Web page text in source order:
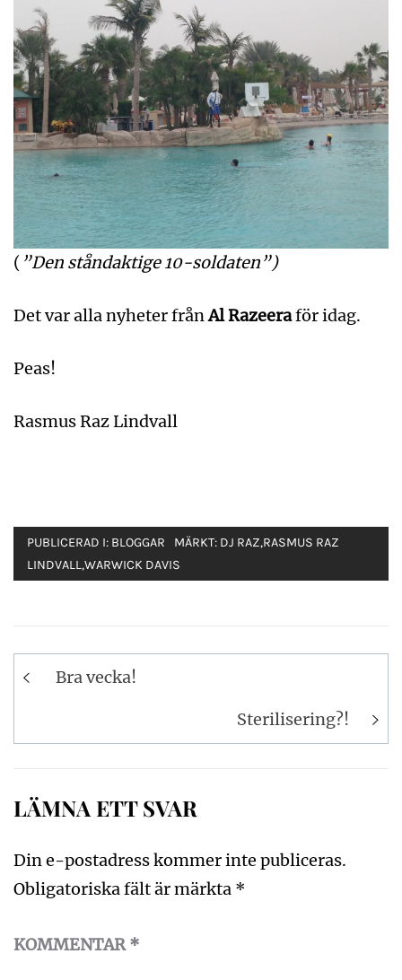
( ”Den ståndaktige 10-soldaten”)
Det var alla nyheter frånAl Razeeraför idag.
Peas!
Rasmus Raz Lindvall
PUBLICERAD I: BLOGGAR MÄRKT: DJ RAZ,RASMUS RAZ
LINDVALL,WARWICK DAVIS
Inläggsnavigering
Bra vecka!
Sterilisering?!
LÄMNA ETT SVAR
Din e-postadress kommer inte publiceras.
Obligatoriska fält är märkta *
KOMMENTAR*